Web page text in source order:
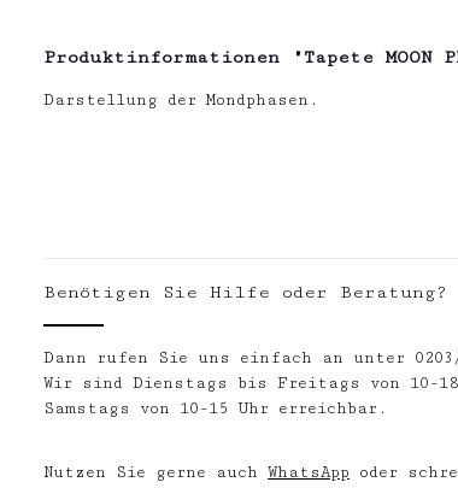
Produktinformationen "Tapete MOON
Darstellung der Mondphasen.
Benötigen Sie Hilfe oder Beratung?
Dann rufen Sie uns einfach an unter 0203/
Wir sind Dienstags bis Freitags von 10-
Samstags von 10-15 Uhr erreichbar.
Nutzen Sie gerne auch WhatsApp oder